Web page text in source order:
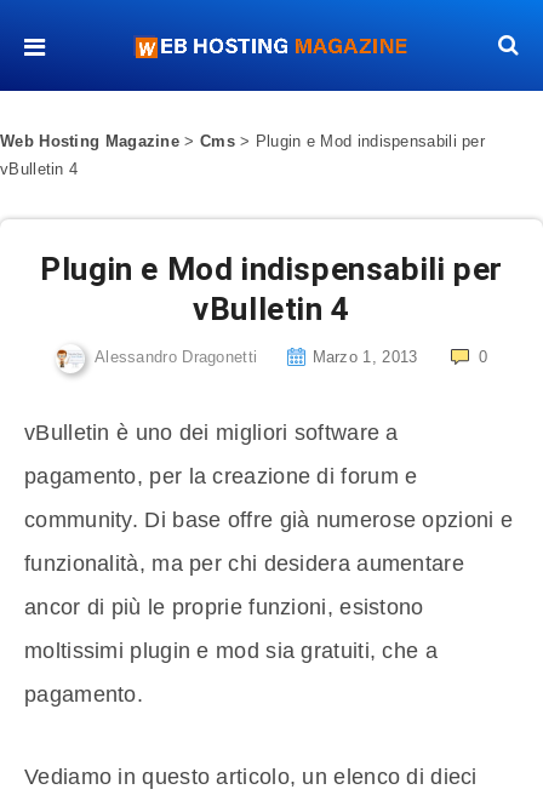
Web Hosting Magazine > Cms> Plugin e Mod indispensabili per
vBulletin 4
Plugin e Mod indispensabili per
vBulletin 4
Alessandro Dragonetti Marzo 1, 2013 0
vBulletin è uno dei migliori software a
pagamento, per la creazione di forum e
community. Di base offre già numerose opzioni e
funzionalità, ma per chi desidera aumentare
ancor di più le proprie funzioni, esistono
moltissimi plugin e mod sia gratuiti, che a
pagamento.
Vediamo in questo articolo, un elenco di dieci